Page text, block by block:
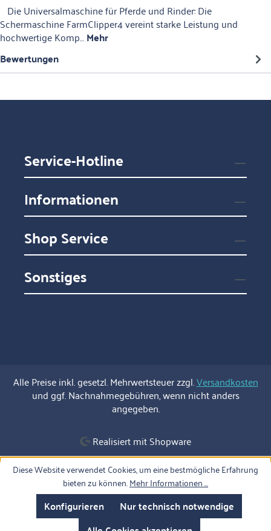
Die Universalmaschine für Pferde und Rinder: Die
Schermaschine FarmClipper4 vereint starke Leistung und
hochwertige Komp…Mehr
Bewertungen
Service-Hotline
Informationen
Shop Service
Sonstiges
Alle Preise inkl. gesetzl. Mehrwertsteuer zzgl.Versandkosten
und ggf. Nachnahmegebühren, wenn nicht anders
angegeben.
Realisiert mit Shopware
Diese Website verwendet Cookies, um eine bestmögliche Erfahrung
bieten zu können.Mehr Informationen ...
Nur technisch notwendige
Konfigurieren